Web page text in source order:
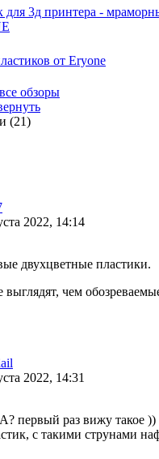
для 3д принтера -
от Eryone
обзоры
(21)
2022, 14:14
двухцветные пластики.
чем
2022, 14:31
первый раз вижу такое
с такими струнами